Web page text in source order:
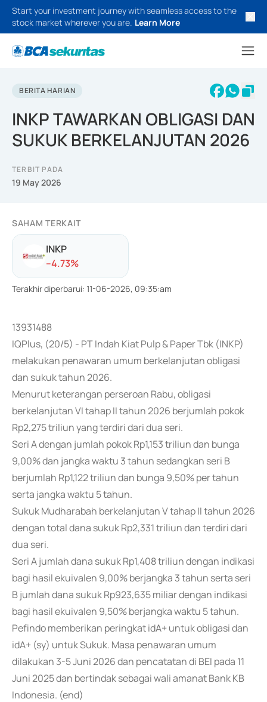
Start your investment journey with seamless access to the
stock market wherever you are. Learn More
BERITA HARIAN
INKP TAWARKAN OBLIGASI DAN
SUKUK BERKELANJUTAN 2026
TERBIT PADA
19 May 2026
SAHAM TERKAIT
INKP
--4.73%
Terakhir diperbarui: 11-06-2026, 09:35:am
13931488
IQPlus, (20/5) - PT Indah Kiat Pulp & Paper Tbk (INKP)
melakukan penawaran umum berkelanjutan obligasi
dan sukuk tahun 2026.
Menurut keterangan perseroan Rabu, obligasi
berkelanjutan VI tahap II tahun 2026 berjumlah pokok
Rp2,275 triliun yang terdiri dari dua seri.
Seri A dengan jumlah pokok Rp1,153 triliun dan bunga
9,00% dan jangka waktu 3 tahun sedangkan seri B
berjumlah Rp1,122 triliun dan bunga 9,50% per tahun
serta jangka waktu 5 tahun.
Sukuk Mudharabah berkelanjutan V tahap II tahun 2026
dengan total dana sukuk Rp2,331 triliun dan terdiri dari
dua seri.
Seri A jumlah dana sukuk Rp1,408 triliun dengan indikasi
bagi hasil ekuivalen 9,00% berjangka 3 tahun serta seri
B jumlah dana sukuk Rp923,635 miliar dengan indikasi
bagi hasil ekuivalen 9,50% berjangka waktu 5 tahun.
Pefindo memberikan peringkat idA+ untuk obligasi dan
idA+ (sy) untuk Sukuk. Masa penawaran umum
dilakukan 3-5 Juni 2026 dan pencatatan di BEI pada 11
Juni 2025 dan bertindak sebagai wali amanat Bank KB
Indonesia. (end)